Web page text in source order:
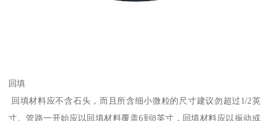
回填
回填材料应不含石头，而且所含细小微粒的尺寸建议勿超过1/2英
寸。管路一开始应以回填材料覆盖6到8英寸，回填材料应以振动或